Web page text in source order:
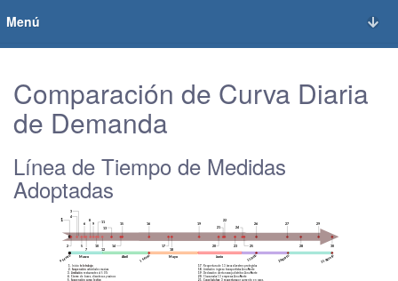
Menú
Comparación de Curva Diaria
de Demanda
Línea de Tiempo de Medidas
Adoptadas